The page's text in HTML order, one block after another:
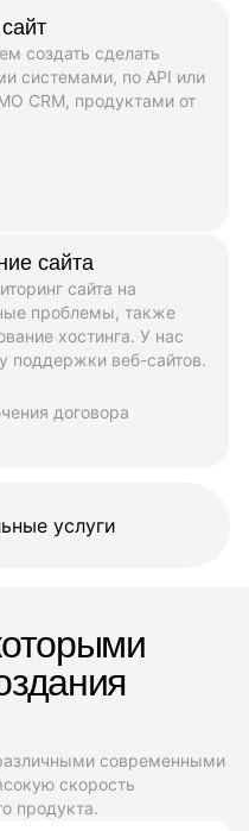
создать сделать
системами, по API или
CRM, продуктами от
сайта
сайта на
проблемы, также
хостинга. У нас
поддержки веб-сайтов.
договора
услуги
современными
скорость
продукта.